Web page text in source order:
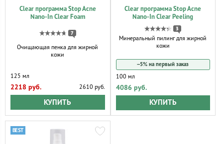
Clear программа Stop Acne
Nano-In Clear Foam
7
Очищающая пенка для жирной
кожи
125 мл
2218 руб. 2610 руб.
КУПИТЬ
Clear программа Stop Acne
Nano-In Clear Peeling
3
Минеральный пилинг для жирной
кожи
−5% на первый заказ
100 мл
4086 руб.
КУПИТЬ